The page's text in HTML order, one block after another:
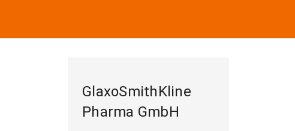
GlaxoSmithKline
Pharma GmbH